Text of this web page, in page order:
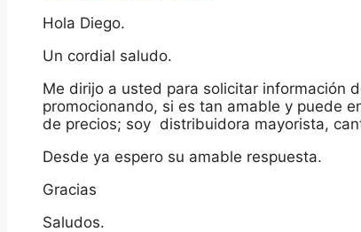
Hola Diego.
Un cordial saludo.
Me dirijo a usted para solicitar información
promocionando, si es tan amable y puede
de precios; soy distribuidora mayorista,
Desde ya espero su amable respuesta.
Gracias
Saludos.